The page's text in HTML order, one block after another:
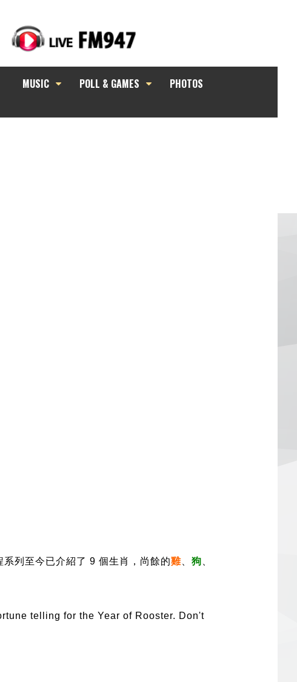
MUSIC POLL & GAMES
PHOTOS
列至今已介紹了 9 個生肖，尚餘的雞 狗
telling for the Year of Rooster. Don't